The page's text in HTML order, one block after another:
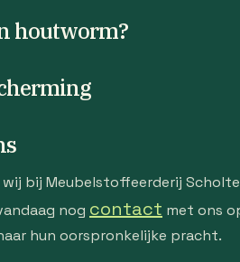
houtworm?
bij Meubelstoffeerderij
nog contact met ons
hun oorspronkelijke pracht.